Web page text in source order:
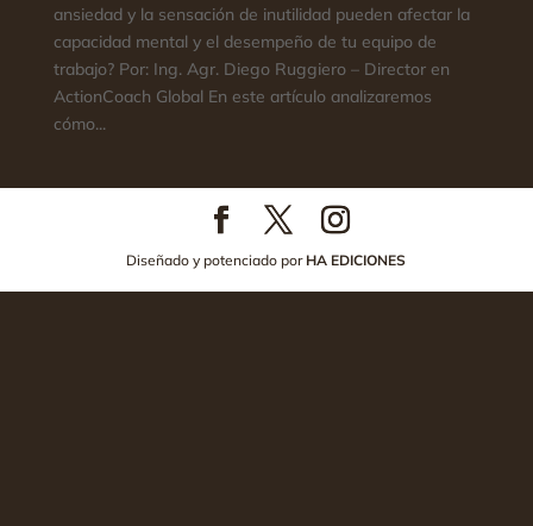
ansiedad y la sensación de inutilidad pueden afectar la
capacidad mental y el desempeño de tu equipo de
trabajo? Por: Ing. Agr. Diego Ruggiero – Director en
ActionCoach Global En este artículo analizaremos
cómo...
Diseñado y potenciado por HA EDICIONES